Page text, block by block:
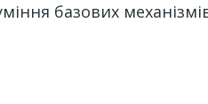
базових